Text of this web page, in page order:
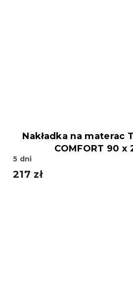
Nakładka na materac
COMFORT 90 x
5 dni
217 zł